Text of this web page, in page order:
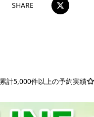
SHARE
累計5,000件以上の予約実績